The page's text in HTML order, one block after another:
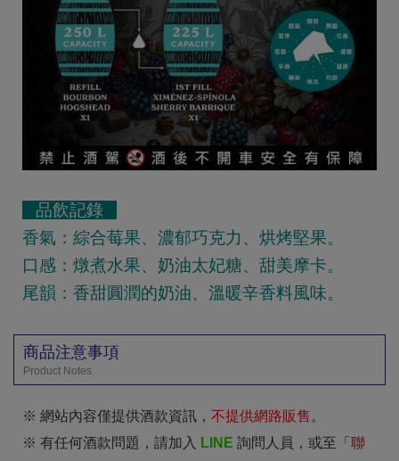
品飲記錄
香氣：綜合莓果、濃郁巧克力、烘烤堅果。
口感：燉煮水果、奶油太妃糖、甜美摩卡。
尾韻：香甜圓潤的奶油、溫暖辛香料風味。
商品注意事項
Product Notes
※ 網站內容僅提供酒款資訊， 不提供網路販售 。
※ 有任何酒款問題，請加入
LINE 詢問人員，或至「 聯